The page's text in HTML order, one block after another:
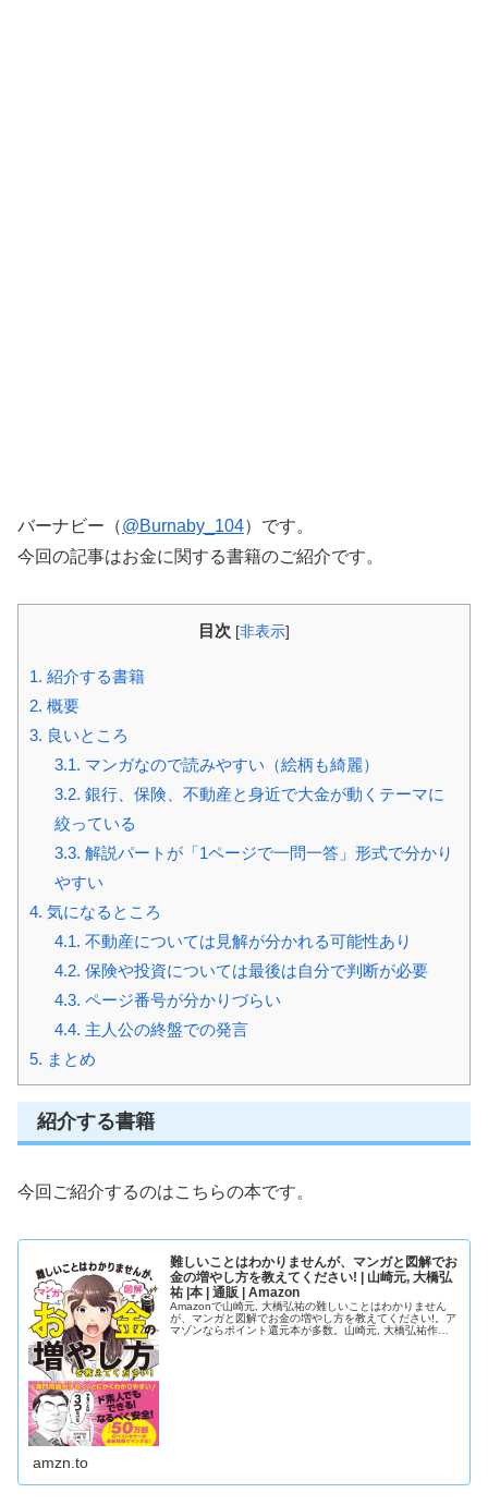
バーナビー（@Burnaby_104）です。
今回の記事はお金に関する書籍のご紹介です。
目次 [非表示]
1. 紹介する書籍
2. 概要
3. 良いところ
3.1. マンガなので読みやすい（絵柄も綺麗）
3.2. 銀行、保険、不動産と身近で大金が動くテーマに
絞っている
3.3. 解説パートが「1ページで一問一答」形式で分かり
やすい
4. 気になるところ
4.1. 不動産については見解が分かれる可能性あり
4.2. 保険や投資については最後は自分で判断が必要
4.3. ページ番号が分かりづらい
4.4. 主人公の終盤での発言
5. まとめ
紹介する書籍
今回ご紹介するのはこちらの本です。
難しいことはわかりませんが、マンガと図解でお
金の増やし方を教えてください! | 山崎元, 大橋弘
祐 |本 | 通販 | Amazon
Amazonで山崎元, 大橋弘祐の難しいことはわかりません
が、マンガと図解でお金の増やし方を教えてください!。ア
マゾンならポイント還元本が多数。山崎元, 大橋弘祐作品
amzn.to